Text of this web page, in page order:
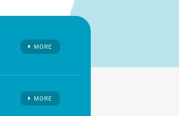
MORE
MORE